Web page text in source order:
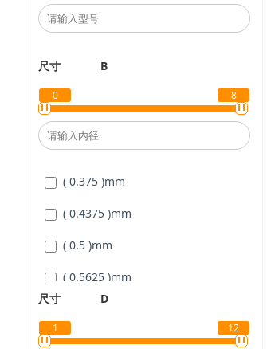
尺寸 B
0 8
( 0.375 )mm
( 0.4375 )mm
( 0.5 )mm
( 0.5625 )mm
( 0.6875 )mm
尺寸 D
1 12